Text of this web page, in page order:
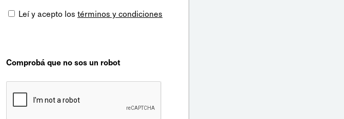
Leí y acepto los términos y condiciones
Comprobá que no sos un robot